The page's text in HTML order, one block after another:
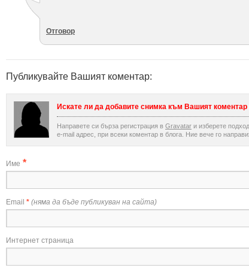
Отговор
Публикувайте Вашият коментар:
Искате ли да добавите снимка към Вашият коментар
Направете си бърза регистрация в Gravatar и изберете
e-mail адрес, при всеки коментар в блога. Ние вече го
Име *
Email * (няма да бъде публикуван на сайта)
Интернет страница